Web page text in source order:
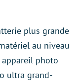
plus grande
au niveau
photo
ultra grand-